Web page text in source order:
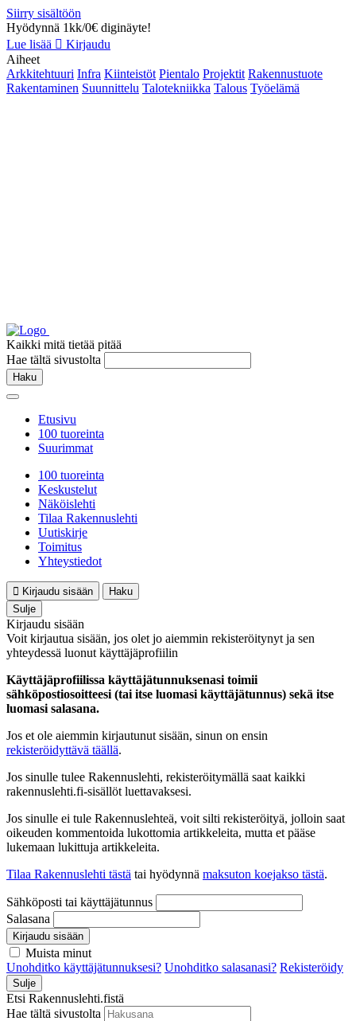
Siirry sisältöön
Hyödynnä 1kk/0€ diginäyte!
Lue lisää
Kirjaudu
Aiheet
Arkkitehtuuri Infra Kiinteistöt Pientalo Projektit Rakennustuote
Rakentaminen Suunnittelu Talotekniikka Talous Työelämä
Kaikki mitä tietää pitää
Hae tältä sivustolta
Haku
Etusivu
100 tuoreinta
Suurimmat
100 tuoreinta
Keskustelut
Näköislehti
Tilaa Rakennuslehti
Uutiskirje
Toimitus
Yhteystiedot
Kirjaudu sisään
Haku
Sulje
Kirjaudu sisään
Voit kirjautua sisään, jos olet jo aiemmin rekisteröitynyt ja sen
yhteydessä luonut käyttäjäprofiilin
Käyttäjäprofiilissa käyttäjätunnuksenasi toimii
sähköpostiosoitteesi (tai itse luomasi käyttäjätunnus) sekä itse
luomasi salasana.
Jos et ole aiemmin kirjautunut sisään, sinun on ensin
rekisteröidyttävä täällä.
Jos sinulle tulee Rakennuslehti, rekisteröitymällä saat kaikki
rakennuslehti.fi-sisällöt luettavaksesi.
Jos sinulle ei tule Rakennuslehteä, voit silti rekisteröityä, jolloin saat
oikeuden kommentoida lukottomia artikkeleita, mutta et pääse
lukemaan lukittuja artikkeleita.
Tilaa Rakennuslehti tästä tai hyödynnä maksuton koejakso tästä.
Sähköposti tai käyttäjätunnus
Salasana
Kirjaudu sisään
Muista minut
Unohditko käyttäjätunnuksesi? Unohditko salasanasi? Rekisteröidy
Sulje
Etsi Rakennuslehti.fistä
Hae tältä sivustolta